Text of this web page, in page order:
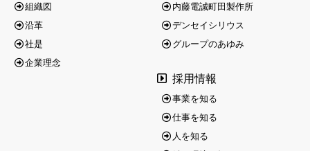
組織図
沿革
社是
企業理念
内藤電誠町田製作所
デンセイシリウス
グループのあゆみ
採用情報
事業を知る
仕事を知る
人を知る